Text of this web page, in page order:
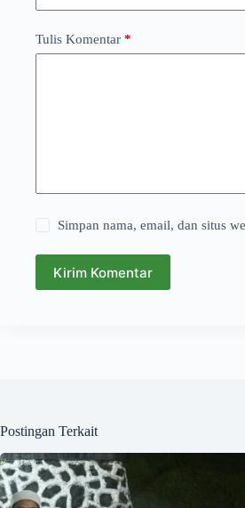
Tulis Komentar *
Simpan nama, email, dan situs
Kirim Komentar
Postingan Terkait